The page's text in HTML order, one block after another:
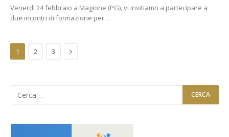
Venerdi 24 febbraio a Magione (PG), vi invitiamo a partecipare a
due incontri di formazione per…
1 2 3 Next